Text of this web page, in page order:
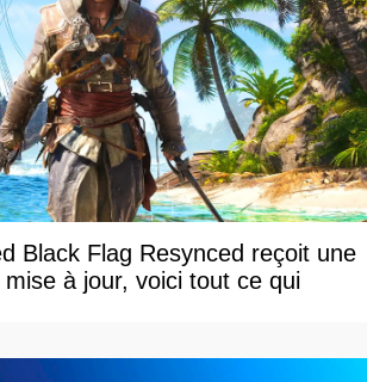
Black Flag Resynced reçoit une
à jour, voici tout ce qui